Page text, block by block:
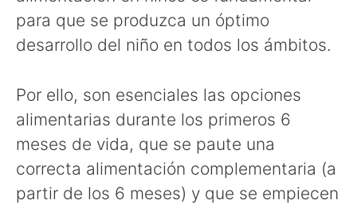
para que se produzca un óptimo
desarrollo del niño en todos los ámbitos.
Por ello, son esenciales las opciones
alimentarias durante los primeros 6
meses de vida, que se paute una
correcta alimentación complementaria (a
partir de los 6 meses) y que se empiecen